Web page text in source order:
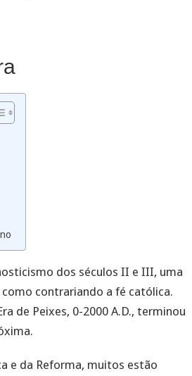
dos séculos II e III, uma
contrariando a fé católica.
de Peixes, 0-2000 A.D., terminou
e da Reforma, muitos estão